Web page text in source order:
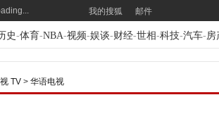
我的搜狐 邮件
史-体育-NBA-视频-娱谈-财经-世相-科技-汽车-房
TV > 华语电视